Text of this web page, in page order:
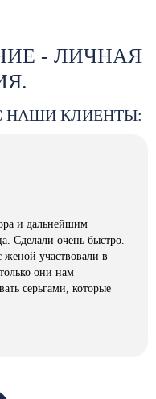
- ЛИЧНАЯ
НАШИ КЛИЕНТЫ:
и дальнейшим
Сделали очень быстро.
участвовали в
они нам
серьгами, которые